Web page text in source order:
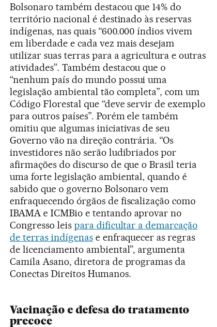
Bolsonaro também destacou que 14% do
território nacional é destinado às reservas
indígenas, nas quais “600.000 índios vivem
em liberdade e cada vez mais desejam
utilizar suas terras para a agricultura e outras
atividades”. Também destacou que o
“nenhum país do mundo possui uma
legislação ambiental tão completa”, com um
Código Florestal que “deve servir de exemplo
para outros países”. Porém ele também
omitiu que algumas iniciativas de seu
Governo vão na direção contrária. “Os
investidores não serão ludibriados por
afirmações do discurso de que o Brasil teria
uma forte legislação ambiental, quando é
sabido que o governo Bolsonaro vem
enfraquecendo órgãos de fiscalização como
IBAMA e ICMBio e tentando aprovar no
Congresso leis para dificultar a demarcação
de terras indígenase enfraquecer as regras
de licenciamento ambiental”, argumenta
Camila Asano, diretora de programas da
Conectas Direitos Humanos.
Vacinação e defesa do tratamento
precoce